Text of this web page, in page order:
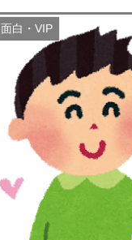
面白・VIP